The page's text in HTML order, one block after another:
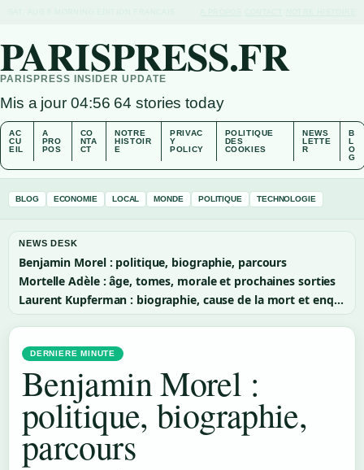
PARISPRESS.FR
PARISPRESS INSIDER UPDATE
Mis a jour 04:56 64 stories today
AC
CU
EIL
A
PRO
POS
CO
NTA
CT
NOTRE
HISTOIR
E
PRIVAC
Y
POLICY
POLITIQUE
DES
COOKIES
NEWS
LETTE
R
B
L
O
G
BLOG ECONOMIE LOCAL MONDE POLITIQUE TECHNOLOGIE
NEWS DESK
Benjamin Morel : politique, biographie, parcours
Mortelle Adèle : âge, tomes, morale et prochaines sorties
Laurent Kupferman : biographie, cause de la mort et enquête
DERNIERE MINUTE
Benjamin Morel :
politique, biographie,
parcours